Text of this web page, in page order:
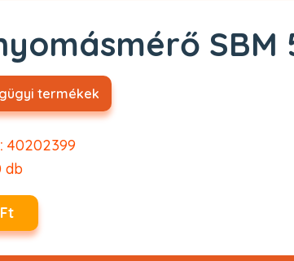
SBM
termékek
40202399
db